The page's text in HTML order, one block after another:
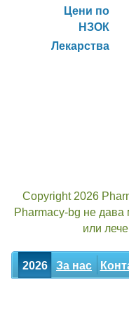
Цени по
НЗОК
Лекарства
Copyright 2026
Pharmacy-bg не дава
или
2026 За нас